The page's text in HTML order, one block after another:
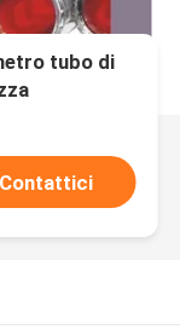
tubo di
Contattici